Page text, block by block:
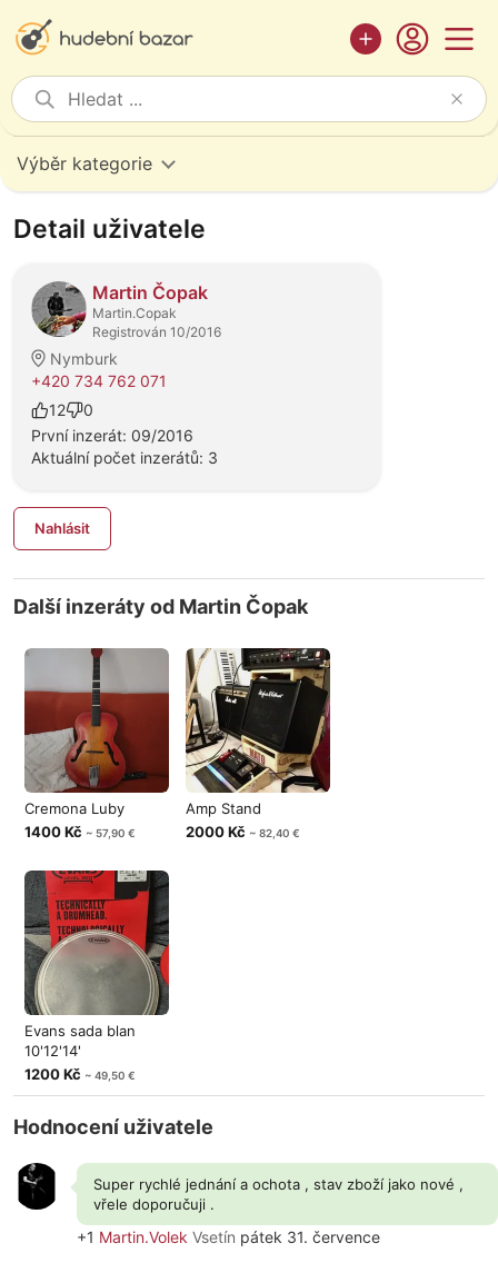
Výběr kategorie
Detail uživatele
Martin Čopak
Martin.Copak
Registrován 10/2016
Nymburk
+420 734 762 071
12
0
První inzerát: 09/2016
Aktuální počet inzerátů: 3
Nahlásit
Další inzeráty od Martin Čopak
Cremona Luby
1400 Kč ~ 57,90 €
Amp Stand
2000 Kč ~ 82,40 €
Evans sada blan
10'12'14'
1200 Kč ~ 49,50 €
Hodnocení uživatele
Super rychlé jednání a ochota , stav zboží jako nové ,
vřele doporučuji .
+1 Martin.Volek Vsetín pátek 31. července